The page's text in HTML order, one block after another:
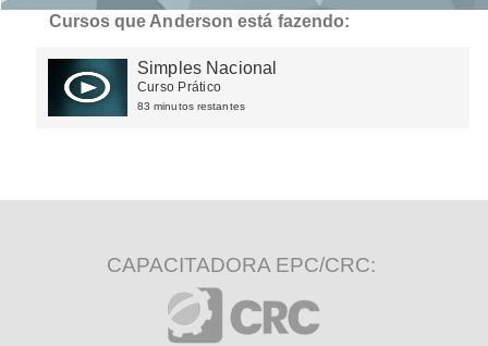
Cursos que Anderson está fazendo:
Simples Nacional
Curso Prático
83 minutos restantes
CAPACITADORA EPC/CRC: